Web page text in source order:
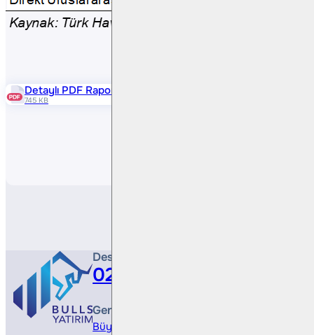
Detaylı PDF Raporu
745 KB
Destek Hattı
0212 410 0500
Genel Müdürlük
Büyükdere Cad. No 173, 1. Levent Plaza, B